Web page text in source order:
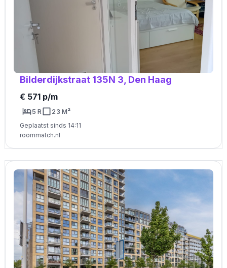
Bilderdijkstraat 135N 3, Den Haag
€ 571 p/m
5 R 23 M²
Geplaatst sinds 14:11
roommatch.nl